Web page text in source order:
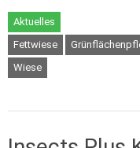
Aktuelles
Fettwiese
Wiese